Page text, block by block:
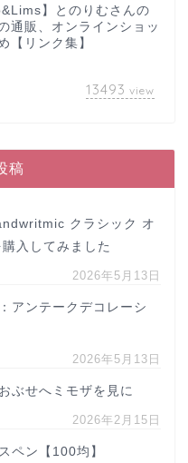
】とのりむさんの
通販、オンラインショッ
【リンク集】
13493 view
稿
クラシック オ
入してみました
2026年5月13日
アンテークデコレーシ
2026年5月13日
ぶせへミモザを見に
2026年2月15日
ペン【100均】